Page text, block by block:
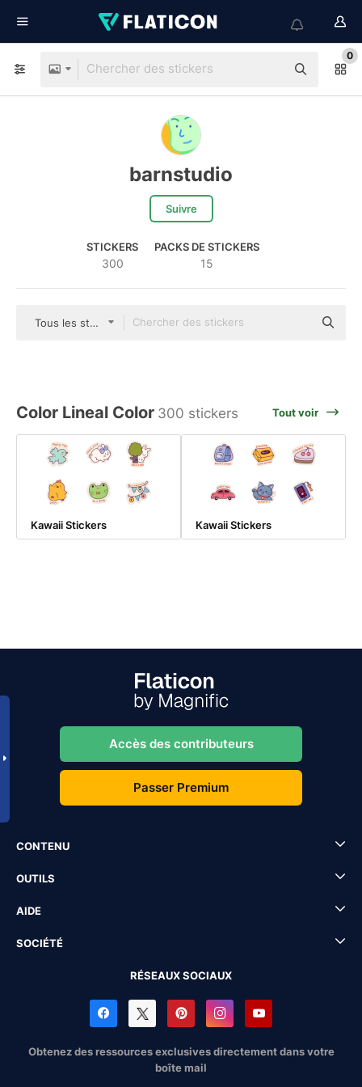
0
barnstudio
Suivre
STICKERS
300
PACKS DE STICKERS
15
Tous les styles
Color Lineal Color 300 stickers Tout voir
Kawaii Stickers Kawaii Stickers
Accès des contributeurs
Passer Premium
CONTENU
OUTILS
AIDE
SOCIÉTÉ
RÉSEAUX SOCIAUX
Obtenez des ressources exclusives directement dans votre
boîte mail